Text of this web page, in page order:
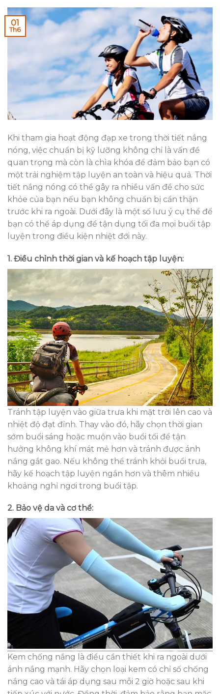
01
Th6
Khi tham gia hoạt động đạp xe trong thời tiết nắng
nóng, việc chuẩn bị kỹ lưỡng không chỉ là vấn đề
quan trọng mà còn là chìa khóa để đảm bảo bạn có
một trải nghiệm tập luyện an toàn và hiệu quả. Thời
tiết nắng nóng có thể gây ra nhiều vấn đề cho sức
khỏe của bạn nếu bạn không chuẩn bị cẩn thận
trước khi ra ngoài. Dưới đây là một số lưu ý cụ thể để
bạn có thể áp dụng để tận dụng tối đa mọi buổi tập
luyện trong điều kiện nhiệt đới này.
1. Điều chỉnh thời gian và kế hoạch tập luyện:
Tránh tập luyện vào giữa trưa khi mặt trời lên cao và
nhiệt độ đạt đỉnh. Thay vào đó, hãy chọn thời gian
sớm buổi sáng hoặc muộn vào buổi tối để tận
hưởng không khí mát mẻ hơn và tránh được ánh
nắng gắt gao. Nếu không thể tránh khỏi buổi trưa,
hãy kế hoạch tập luyện ngắn hơn và thêm nhiều
khoảng nghỉ ngơi trong buổi tập.
2. Bảo vệ da và cơ thể:
Kem chống nắng là điều cần thiết khi ra ngoài dưới
ánh nắng mạnh. Hãy chọn loại kem có chỉ số chống
nắng cao và tái áp dụng sau mỗi 2 giờ hoặc sau khi